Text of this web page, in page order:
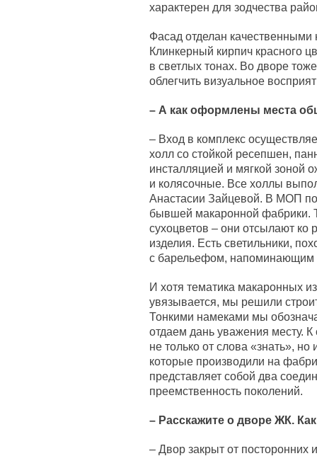
характерен для зодчества
Фасад отделан
Клинкерный кирпич красного
в светлых тонах. Во дворе
облегчить визуальное
– А как оформлены места
– Вход в комплекс
холл со стойкой ресепшен,
инсталляцией и мягкой зоной
и колясочные. Все холлы
Анастасии Зайцевой. В МОП
бывшей макаронной фабрики.
сухоцветов – они отсылают ко
изделия. Есть светильники,
с барельефом, напоминающим
И хотя тематика макаронных
увязывается, мы решили
Тонкими намеками мы
отдаем дань уважения месту.
не только от слова «знать»,
которые производили на
представляет собой два
преемственность поколений.
– Расскажите о дворе ЖК.
– Двор закрыт от посторонних